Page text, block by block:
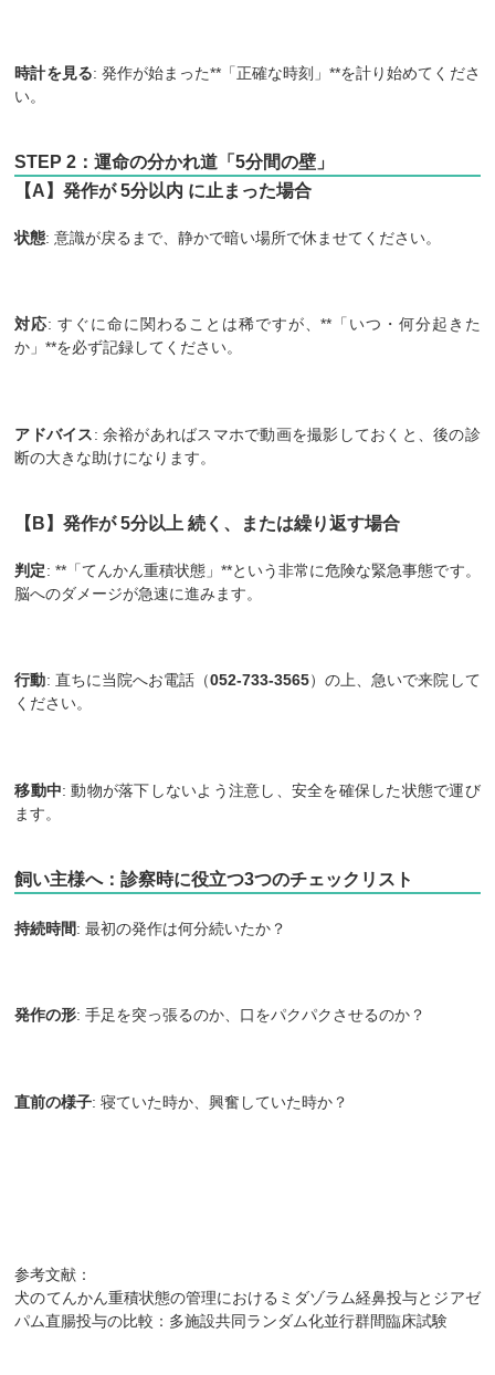
時計を見る: 発作が始まった**「正確な時刻」**を計り始めてくださ
い。
STEP 2：運命の分かれ道「5分間の壁」
【A】発作が 5分以内 に止まった場合
状態: 意識が戻るまで、静かで暗い場所で休ませてください。
対応: すぐに命に関わることは稀ですが、**「いつ・何分起きた
か」**を必ず記録してください。
アドバイス: 余裕があればスマホで動画を撮影しておくと、後の診
断の大きな助けになります。
【B】発作が 5分以上 続く、または繰り返す場合
判定: **「てんかん重積状態」**という非常に危険な緊急事態です。
脳へのダメージが急速に進みます。
行動: 直ちに当院へお電話（052-733-3565）の上、急いで来院して
ください。
移動中: 動物が落下しないよう注意し、安全を確保した状態で運び
ます。
飼い主様へ：診察時に役立つ3つのチェックリスト
持続時間: 最初の発作は何分続いたか？
発作の形: 手足を突っ張るのか、口をパクパクさせるのか？
直前の様子: 寝ていた時か、興奮していた時か？
参考文献：
犬のてんかん重積状態の管理におけるミダゾラム経鼻投与とジアゼ
パム直腸投与の比較：多施設共同ランダム化並行群間臨床試験